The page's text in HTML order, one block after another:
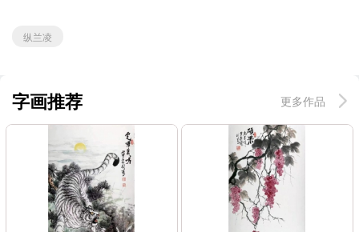
纵兰凌
字画推荐 更多作品